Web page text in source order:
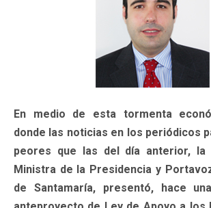
En medio de esta tormenta
donde las noticias en los periódicos
peores que las del día anterior, la
Ministra de la Presidencia y
de Santamaría, presentó, hace